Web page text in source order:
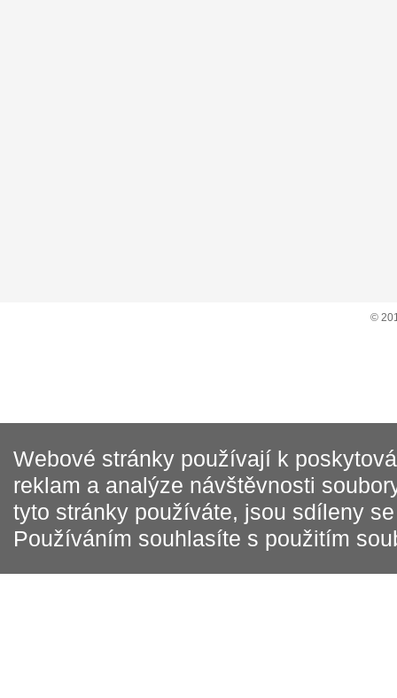
©
Webové stránky používají k
reklam a analýze návštěvnosti
tyto stránky používáte, jsou sdíleny
Používáním souhlasíte s použitím